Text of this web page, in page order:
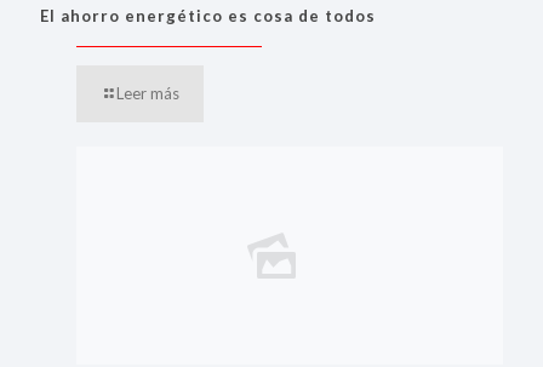
El ahorro energético es cosa de todos
Leer más